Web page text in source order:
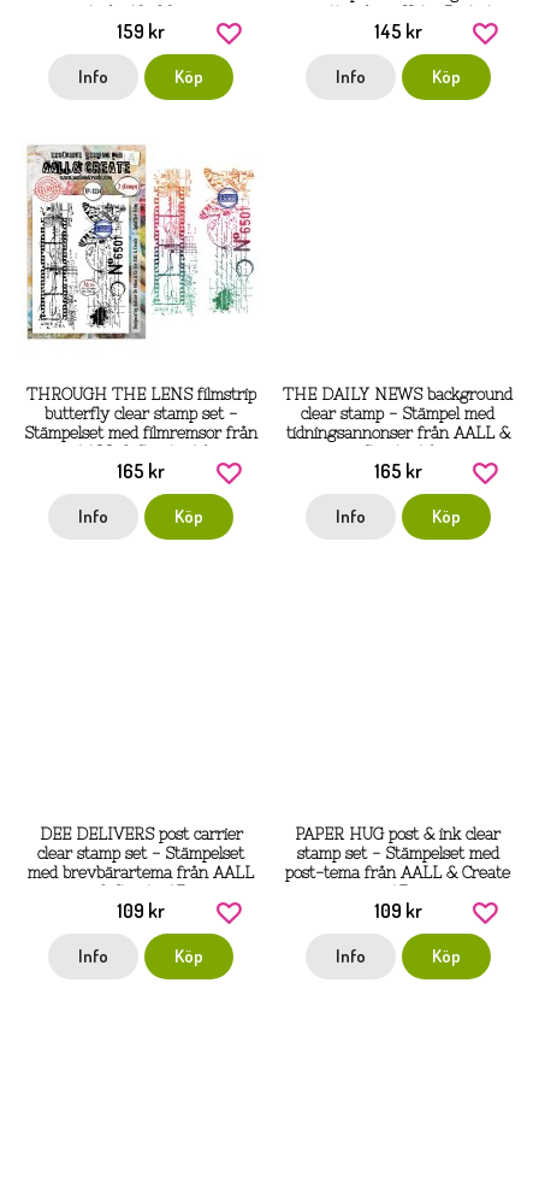
159 kr
Info Köp
Arden Creative Studio
145 kr
Info Köp
THROUGH THE LENS filmstrip
butterfly clear stamp set -
Stämpelset med filmremsor från
165 kr
Info Köp
THE DAILY NEWS background
clear stamp - Stämpel med
tidningsannonser från AALL &
165 kr
Info Köp
DEE DELIVERS post carrier
clear stamp set - Stämpelset
med brevbärartema från AALL
109 kr
Info Köp
PAPER HUG post & ink clear
stamp set - Stämpelset med
post-tema från AALL & Create
109 kr
Info Köp